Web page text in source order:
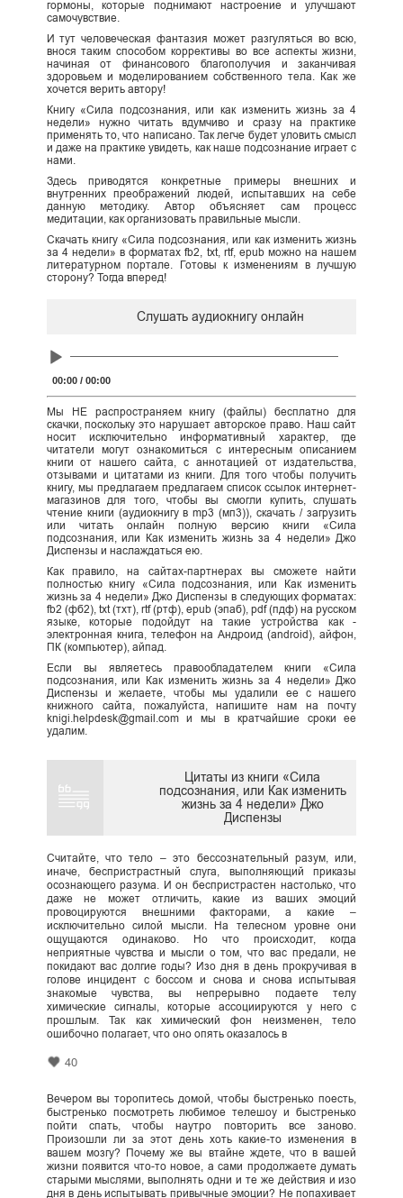
гормоны, которые поднимают настроение и улучшают
самочувствие.
И тут человеческая фантазия может разгуляться во всю,
внося таким способом коррективы во все аспекты жизни,
начиная от финансового благополучия и заканчивая
здоровьем и моделированием собственного тела. Как же
хочется верить автору!
Книгу «Сила подсознания, или как изменить жизнь за 4
недели» нужно читать вдумчиво и сразу на практике
применять то, что написано. Так легче будет уловить смысл
и даже на практике увидеть, как наше подсознание играет с
нами.
Здесь приводятся конкретные примеры внешних и
внутренних преображений людей, испытавших на себе
данную методику. Автор объясняет сам процесс
медитации, как организовать правильные мысли.
Cкачать книгу «Сила подсознания, или как изменить жизнь
за 4 недели» в форматах fb2, txt, rtf, epub можно на нашем
литературном портале. Готовы к изменениям в лучшую
сторону? Тогда вперед!
Слушать аудиокнигу онлайн
Audio
00:00/ 00:00
Мы НЕ распространяем книгу (файлы) бесплатно для
скачки, поскольку это нарушает авторское право. Наш сайт
носит исключительно информативный характер, где
читатели могут ознакомиться с интересным описанием
книги от нашего сайта, с аннотацией от издательства,
отзывами и цитатами из книги. Для того чтобы получить
книгу, мы предлагаем предлагаем список ссылок интернет-
магазинов для того, чтобы вы смогли купить, слушать
чтение книги (аудиокнигу в mp3 (мп3)), скачать / загрузить
или читать онлайн полную версию книги «Сила
подсознания, или Как изменить жизнь за 4 недели» Джо
Диспензы и наслаждаться ею.
Как правило, на сайтах-партнерах вы сможете найти
полностью книгу «Сила подсознания, или Как изменить
жизнь за 4 недели» Джо Диспензы в следующих форматах:
fb2 (фб2), txt (тхт), rtf (ртф), epub (эпаб), pdf (пдф) на русском
языке, которые подойдут на такие устройства как -
электронная книга, телефон на Андроид (android), айфон,
ПК (компьютер), айпад.
Если вы являетесь правообладателем книги «Сила
подсознания, или Как изменить жизнь за 4 недели» Джо
Диспензы и желаете, чтобы мы удалили ее с нашего
книжного сайта, пожалуйста, напишите нам на почту
knigi.helpdesk@gmail.com и мы в кратчайшие сроки ее
удалим.
Цитаты из книги «Сила
подсознания, или Как изменить
жизнь за 4 недели» Джо
Диспензы
Считайте, что тело – это бессознательный разум, или,
иначе, беспристрастный слуга, выполняющий приказы
осознающего разума. И он беспристрастен настолько, что
даже не может отличить, какие из ваших эмоций
провоцируются внешними факторами, а какие –
исключительно силой мысли. На телесном уровне они
ощущаются одинаково. Но что происходит, когда
неприятные чувства и мысли о том, что вас предали, не
покидают вас долгие годы? Изо дня в день прокручивая в
голове инцидент с боссом и снова и снова испытывая
знакомые чувства, вы непрерывно подаете телу
химические сигналы, которые ассоциируются у него с
прошлым. Так как химический фон неизменен, тело
ошибочно полагает, что оно опять оказалось в
40
Вечером вы торопитесь домой, чтобы быстренько поесть,
быстренько посмотреть любимое телешоу и быстренько
пойти спать, чтобы наутро повторить все заново.
Произошли ли за этот день хоть какие-то изменения в
вашем мозгу? Почему же вы втайне ждете, что в вашей
жизни появится что-то новое, а сами продолжаете думать
старыми мыслями, выполнять одни и те же действия и изо
дня в день испытывать привычные эмоции? Не попахивает